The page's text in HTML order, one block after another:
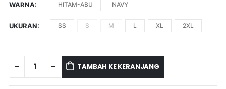
WARNA HITAM-ABU NAVY
UKURAN SS S M L XL 2XL
TAMBAH KE KERANJANG